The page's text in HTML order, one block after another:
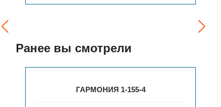
Ранее вы смотрели
ГАРМОНИЯ 1-155-4